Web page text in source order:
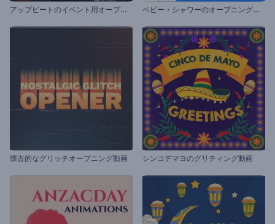
ア
ップビートのイベント用オープニング動画 ベ
ビー・シャワーのオープニング動画
懐古的なグリッチオープニング動画 シンコデマヨのグリティング動画